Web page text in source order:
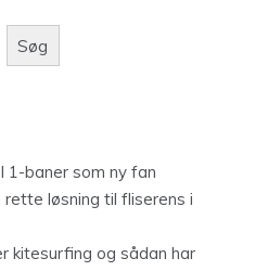
Søg
1-baner som ny fan
løsning til fliserens i
kitesurfing og sådan har